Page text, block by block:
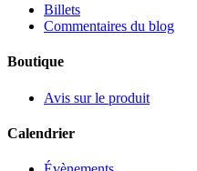
Billets
Commentaires du blog
Boutique
Avis sur le produit
Calendrier